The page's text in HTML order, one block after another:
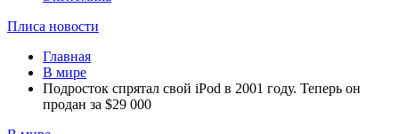
Плиса новости
Главная
В мире
Подросток спрятал свой iPod в 2001 году. Теперь он
продан за $29 000